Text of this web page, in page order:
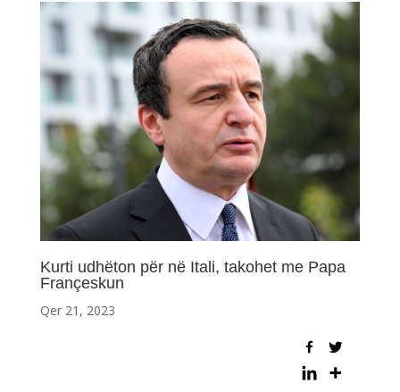
Kurti udhëton për në Itali, takohet me Papa
Françeskun
Qer 21, 2023